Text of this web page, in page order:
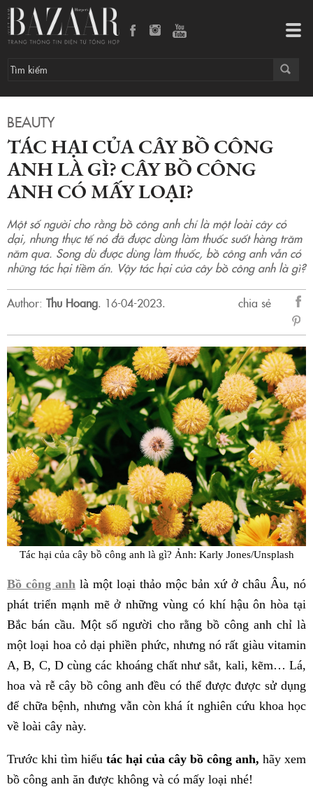
BEAUTY
TÁC HẠI CỦA CÂY BỒ CÔNG
ANH LÀ GÌ? CÂY BỒ CÔNG
ANH CÓ MẤY LOẠI?
Một số người cho rằng bồ công anh chỉ là một loài cây cỏ
dại, nhưng thực tế nó đã được dùng làm thuốc suốt hàng trăm
năm qua. Song dù được dùng làm thuốc, bồ công anh vẫn có
những tác hại tiềm ẩn. Vậy tác hại của cây bồ công anh là gì?
Author: Thu Hoang. 16-04-2023.
chia sẻ
sẻ
Tác hại của cây bồ công anh là gì? Ảnh: Karly Jones/Unsplash
Bồ công anh là một loại thảo mộc bản xứ ở châu Âu, nó
phát triển mạnh mẽ ở những vùng có khí hậu ôn hòa tại
Bắc bán cầu. Một số người cho rằng bồ công anh chỉ là
một loại hoa cỏ dại phiền phức, nhưng nó rất giàu vitamin
A, B, C, D cùng các khoáng chất như sắt, kali, kẽm… Lá,
hoa và rễ cây bồ công anh đều có thể được được sử dụng
để chữa bệnh, nhưng vẫn còn khá ít nghiên cứu khoa học
về loài cây này.
Trước khi tìm hiểu tác hại của cây bồ công anh, hãy xem
bồ công anh ăn được không và có mấy loại nhé!